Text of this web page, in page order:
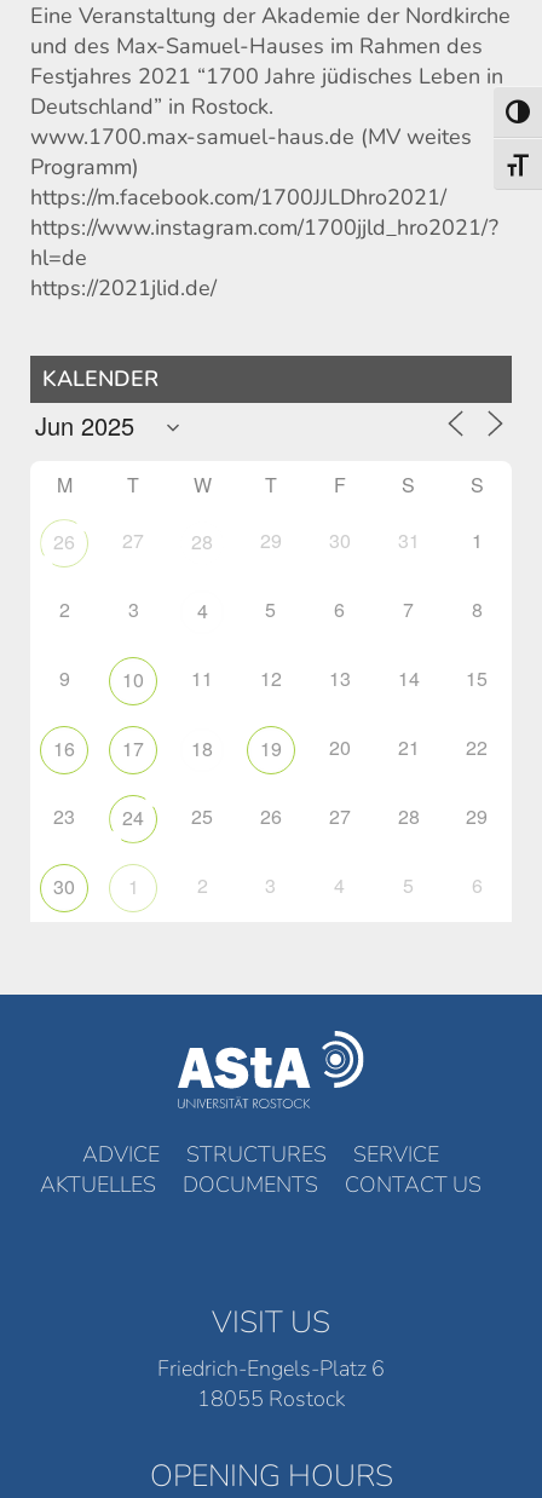
Eine Veranstaltung der Akademie der Nordkirche
und des Max-Samuel-Hauses im Rahmen des
Festjahres 2021 “1700 Jahre jüdisches Leben in
Deutschland” in Rostock.
www.1700.max-samuel-haus.de (MV weites
Programm)
https://m.facebook.com/1700JJLDhro2021/
https://www.instagram.com/1700jjld_hro2021/?
hl=de
https://2021jlid.de/
KALENDER
M T W T F S S
26 27 28 29 30 31 1
2 3 4 5 6 7 8
9 10 11 12 13 14 15
16 17 18 19 20 21 22
23 24 25 26 27 28 29
30 1 2 3 4 5 6
ADVICE STRUCTURES
SERVICE
AKTUELLES
DOCUMENTS CONTACT US
VISIT US
Friedrich-Engels-Platz 6
18055 Rostock
OPENING HOURS